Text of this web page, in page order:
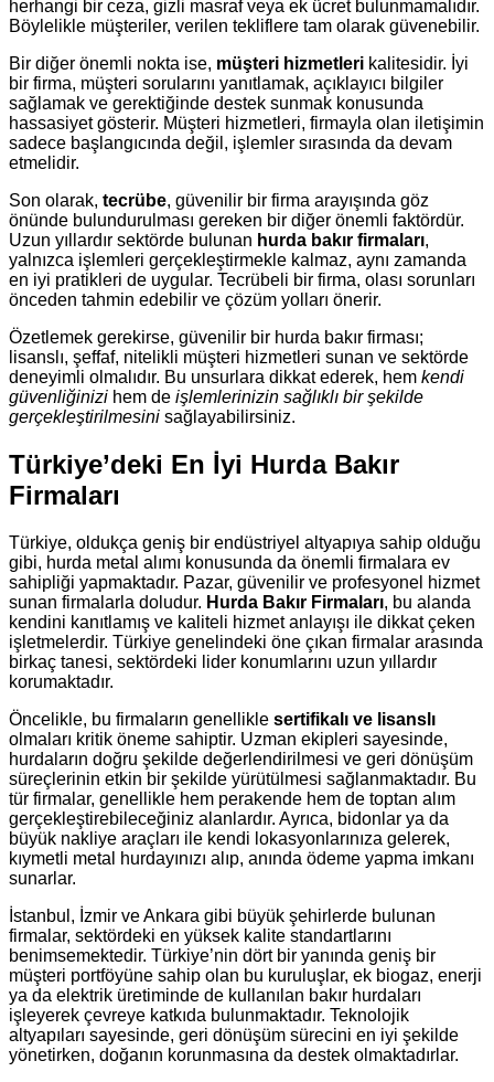
herhangi bir ceza, gizli masraf veya ek ücret bulunmamalıdır.
Böylelikle müşteriler, verilen tekliflere tam olarak güvenebilir.
Bir diğer önemli nokta ise, müşteri hizmetleri kalitesidir. İyi
bir firma, müşteri sorularını yanıtlamak, açıklayıcı bilgiler
sağlamak ve gerektiğinde destek sunmak konusunda
hassasiyet gösterir. Müşteri hizmetleri, firmayla olan iletişimin
sadece başlangıcında değil, işlemler sırasında da devam
etmelidir.
Son olarak, tecrübe, güvenilir bir firma arayışında göz
önünde bulundurulması gereken bir diğer önemli faktördür.
Uzun yıllardır sektörde bulunan hurda bakır firmaları,
yalnızca işlemleri gerçekleştirmekle kalmaz, aynı zamanda
en iyi pratikleri de uygular. Tecrübeli bir firma, olası sorunları
önceden tahmin edebilir ve çözüm yolları önerir.
Özetlemek gerekirse, güvenilir bir hurda bakır firması;
lisanslı, şeffaf, nitelikli müşteri hizmetleri sunan ve sektörde
deneyimli olmalıdır. Bu unsurlara dikkat ederek, hem kendi
güvenliğinizi hem de işlemlerinizin sağlıklı bir şekilde
gerçekleştirilmesini sağlayabilirsiniz.
Türkiye’deki En İyi Hurda Bakır
Firmaları
Türkiye, oldukça geniş bir endüstriyel altyapıya sahip olduğu
gibi, hurda metal alımı konusunda da önemli firmalara ev
sahipliği yapmaktadır. Pazar, güvenilir ve profesyonel hizmet
sunan firmalarla doludur. Hurda Bakır Firmaları, bu alanda
kendini kanıtlamış ve kaliteli hizmet anlayışı ile dikkat çeken
işletmelerdir. Türkiye genelindeki öne çıkan firmalar arasında
birkaç tanesi, sektördeki lider konumlarını uzun yıllardır
korumaktadır.
Öncelikle, bu firmaların genellikle sertifikalı ve lisanslı
olmaları kritik öneme sahiptir. Uzman ekipleri sayesinde,
hurdaların doğru şekilde değerlendirilmesi ve geri dönüşüm
süreçlerinin etkin bir şekilde yürütülmesi sağlanmaktadır. Bu
tür firmalar, genellikle hem perakende hem de toptan alım
gerçekleştirebileceğiniz alanlardır. Ayrıca, bidonlar ya da
büyük nakliye araçları ile kendi lokasyonlarınıza gelerek,
kıymetli metal hurdayınızı alıp, anında ödeme yapma imkanı
sunarlar.
İstanbul, İzmir ve Ankara gibi büyük şehirlerde bulunan
firmalar, sektördeki en yüksek kalite standartlarını
benimsemektedir. Türkiye’nin dört bir yanında geniş bir
müşteri portföyüne sahip olan bu kuruluşlar, ek biogaz, enerji
ya da elektrik üretiminde de kullanılan bakır hurdaları
işleyerek çevreye katkıda bulunmaktadır. Teknolojik
altyapıları sayesinde, geri dönüşüm sürecini en iyi şekilde
yönetirken, doğanın korunmasına da destek olmaktadırlar.